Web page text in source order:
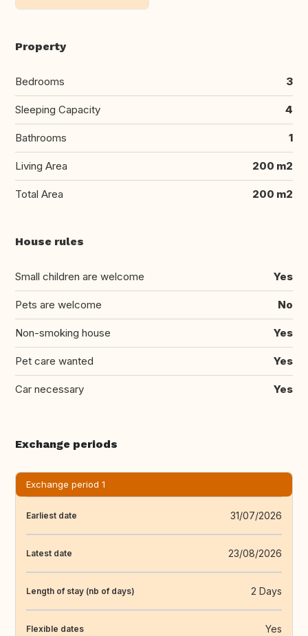
Property
Bedrooms 3
Sleeping Capacity 4
Bathrooms 1
Living Area 200 m2
Total Area 200 m2
House rules
Small children are welcome Yes
Pets are welcome No
Non-smoking house Yes
Pet care wanted Yes
Car necessary Yes
Exchange periods
Exchange period 1
Earliest date 31/07/2026
Latest date 23/08/2026
Length of stay (nb of days) 2 Days
Flexible dates Yes